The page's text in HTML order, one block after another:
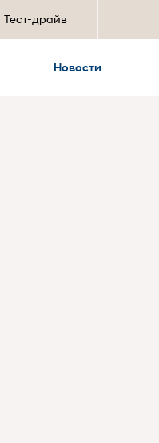
Тест-драйв
Новости